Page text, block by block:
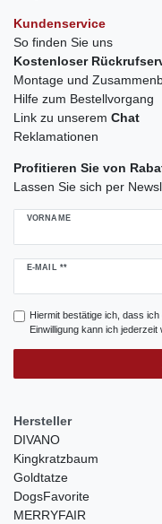
Kundenservice
So finden Sie uns
Kostenloser
Montage und
Hilfe zum Bestellvorgang
Link zu unserem Chat
Reklamationen
Profitieren Sie von
Lassen Sie sich per
VORNAME
E-MAIL **
Newsletter
Hiermit bestätige ich, dass ich
Einwilligung kann ich jederzeit
Hersteller
DIVANO
Kingkratzbaum
Goldtatze
DogsFavorite
MERRYFAIR